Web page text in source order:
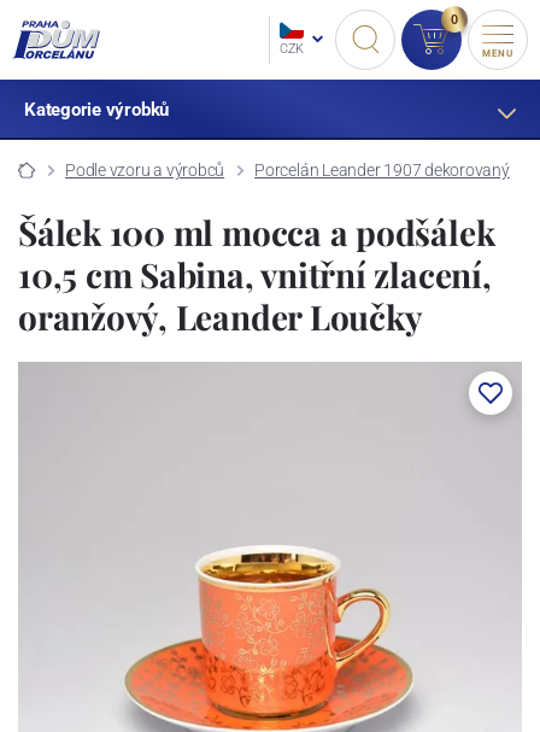
CZK
0
MENU
Kategorie výrobků
Podle vzoru a výrobců Porcelán Leander 1907 dekorovaný
Šálek 100 ml mocca a podšálek
10,5 cm Sabina, vnitřní zlacení,
oranžový, Leander Loučky